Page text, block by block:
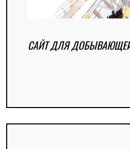
САЙТ ДЛЯ